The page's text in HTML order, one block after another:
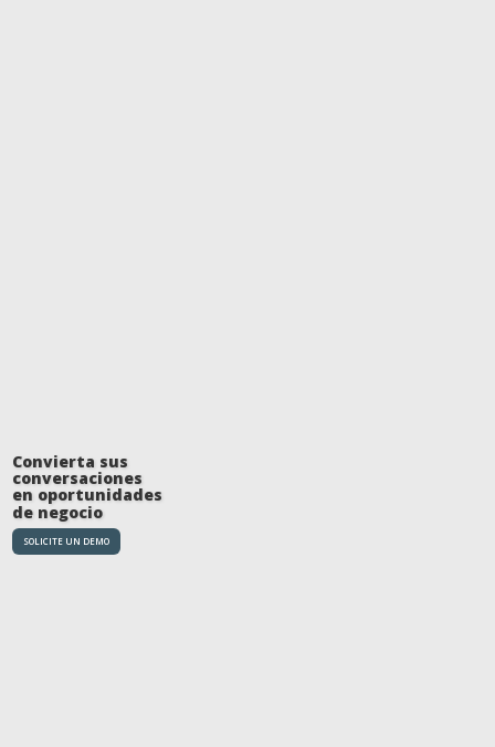
Convierta sus
conversaciones
en oportunidades
de negocio
SOLICITE UN DEMO